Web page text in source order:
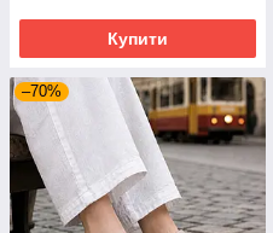
Купити
–70%